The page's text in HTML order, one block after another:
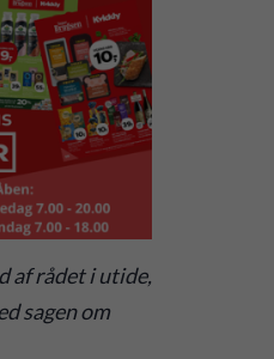
af rådet i utide,
sagen om